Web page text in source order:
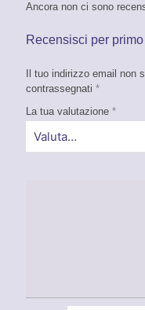
Ancora non ci sono
Recensisci per
Il tuo indirizzo email non
contrassegnati *
La tua valutazione *